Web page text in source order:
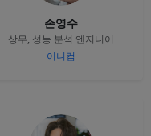
손영수
상무, 성능 분석 엔지니어
어니컴